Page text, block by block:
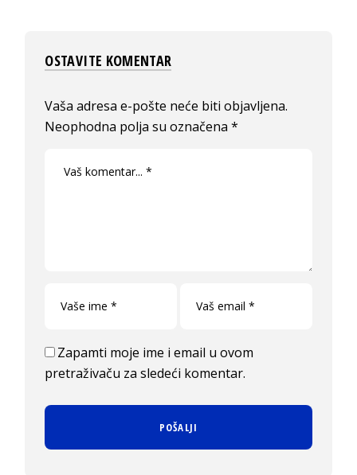
OSTAVITE KOMENTAR
Vaša adresa e-pošte neće biti objavljena.
Neophodna polja su označena*
Zapamti moje ime i email u ovom
pretraživaču za sledeći komentar.